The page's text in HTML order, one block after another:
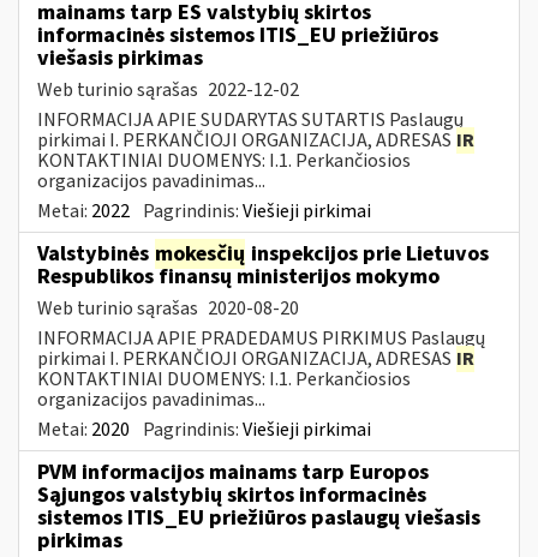
mainams tarp ES valstybių skirtos
informacinės sistemos ITIS_EU priežiūros
viešasis pirkimas
Web turinio sąrašas 2022-12-02
INFORMACIJA APIE SUDARYTAS SUTARTIS Paslaugų
pirkimai I. PERKANČIOJI ORGANIZACIJA, ADRESAS IR
KONTAKTINIAI DUOMENYS: I.1. Perkančiosios
organizacijos pavadinimas...
Metai: 2022 Pagrindinis:Viešieji pirkimai
Valstybinės mokesčių inspekcijos prie Lietuvos
Respublikos finansų ministerijos mokymo
Web turinio sąrašas 2020-08-20
INFORMACIJA APIE PRADEDAMUS PIRKIMUS Paslaugų
pirkimai I. PERKANČIOJI ORGANIZACIJA, ADRESAS IR
KONTAKTINIAI DUOMENYS: I.1. Perkančiosios
organizacijos pavadinimas...
Metai: 2020 Pagrindinis:Viešieji pirkimai
PVM informacijos mainams tarp Europos
Sąjungos valstybių skirtos informacinės
sistemos ITIS_EU priežiūros paslaugų viešasis
pirkimas